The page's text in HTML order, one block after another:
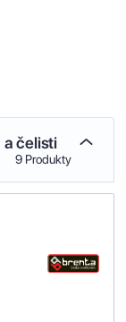
a čelisti
9 Produkty